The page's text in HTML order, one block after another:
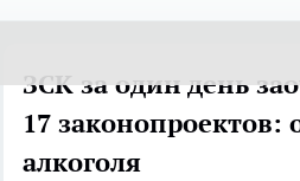
ЗСК за один день
17 законопроектов:
алкоголя